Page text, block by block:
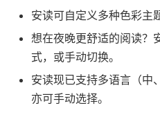
安读可自定义多种色彩主
想在夜晚更舒适的阅读？
式，或手动切换。
安读现已支持多语言（中
亦可手动选择。